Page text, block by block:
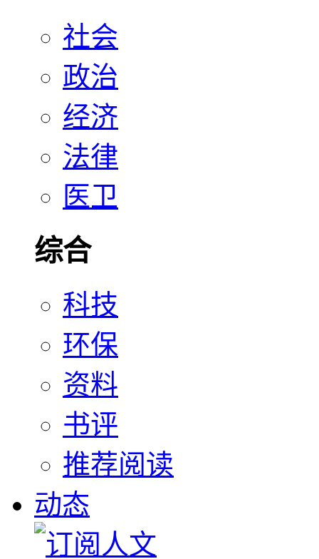
社会
政治
经济
法律
医卫
综合
科技
环保
资料
书评
推荐阅读
动态